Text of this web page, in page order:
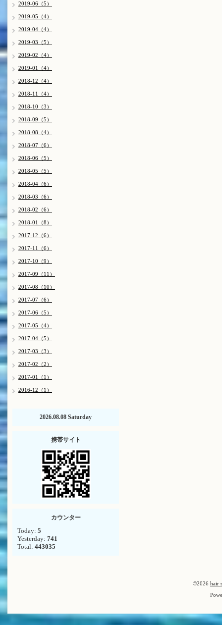
2019-06（5）
2019-05（4）
2019-04（4）
2019-03（5）
2019-02（4）
2019-01（4）
2018-12（4）
2018-11（4）
2018-10（3）
2018-09（5）
2018-08（4）
2018-07（6）
2018-06（5）
2018-05（5）
2018-04（6）
2018-03（6）
2018-02（6）
2018-01（8）
2017-12（6）
2017-11（6）
2017-10（9）
2017-09（11）
2017-08（10）
2017-07（6）
2017-06（5）
2017-05（4）
2017-04（5）
2017-03（3）
2017-02（2）
2017-01（1）
2016-12（1）
2026.08.08 Saturday
携帯サイト
カウンター
Today: 5
Yesterday: 741
Total: 443035
©2026 hair